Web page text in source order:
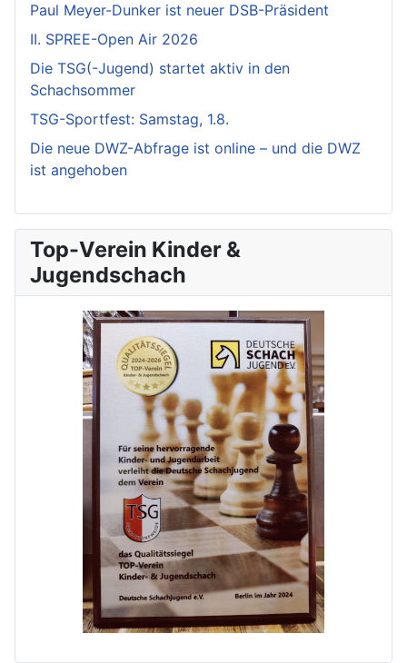
Paul Meyer-Dunker ist neuer DSB-Präsident
II. SPREE-Open Air 2026
Die TSG(-Jugend) startet aktiv in den
Schachsommer
TSG-Sportfest: Samstag, 1.8.
Die neue DWZ-Abfrage ist online – und die DWZ
ist angehoben
Top-Verein Kinder &
Jugendschach